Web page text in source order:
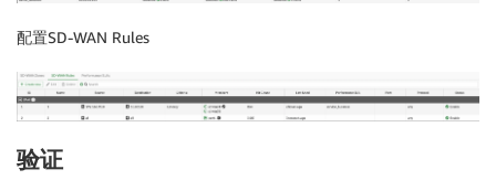
配置SD-WAN Rules
验证